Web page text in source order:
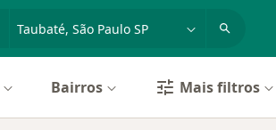
cidade ou região
Bairros Mais filtros